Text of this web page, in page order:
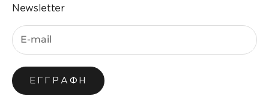
Newsletter
ΕΓΓΡΑΦΉ